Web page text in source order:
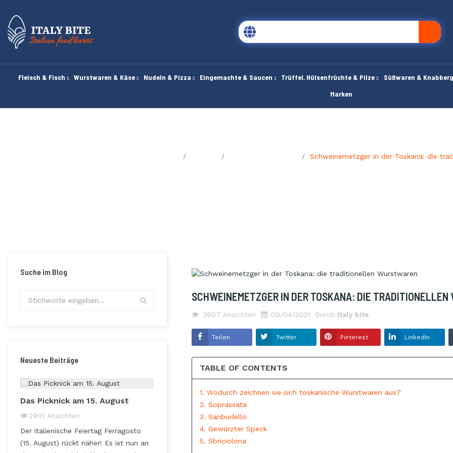
Fleisch & Fisch Wurstwaren & Käse Nudeln & Pizza Eingemachte & Saucen Trüffel, Hülsenfrüchte & Pilze Süßwaren &
Marken
Schweinemetzger in der Toskana: die
Suche im Blog
Neueste Beiträge
Das Picknick am 15. August
2901 Ansichten
Der italienische Feiertag Ferragosto
(15. August) rückt näher! Es ist nun an
Vorzügliche Reiskörner der
Ebene Vercelli
SCHWEINEMETZGER IN DER TOSKANA: DIE TRADITIONELLEN
3607 Ansichten 09/04/2021 Durch Italy bite
Teilen Twitter Pinterest LinkedIn
TABLE OF CONTENTS
1. Wodurch zeichnen sie sich toskanische Wurstwaren aus?
2. Soprassata
3. Sanbudello
4. Gewürzter Speck
5. Sbriciolona